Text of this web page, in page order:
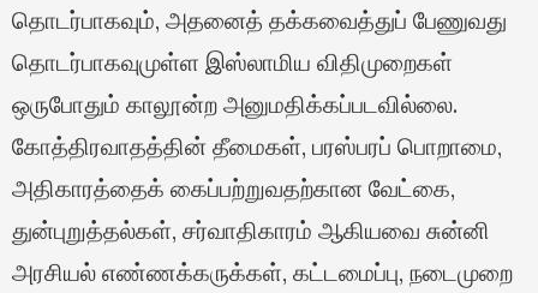
தொடர்பாகவும், அதனைத் தக்கவைத்துப் பேணுவது
தொடர்பாகவுமுள்ள இஸ்லாமிய விதிமுறைகள்
ஒருபோதும் காலூன்ற அனுமதிக்கப்படவில்லை.
கோத்திரவாதத்தின் தீமைகள், பரஸ்பரப் பொறாமை,
அதிகாரத்தைக் கைப்பற்றுவதற்கான வேட்கை,
துன்புறுத்தல்கள், சர்வாதிகாரம் ஆகியவை சுன்னி
அரசியல் எண்ணக்கருக்கள், கட்டமைப்பு, நடைமுறை